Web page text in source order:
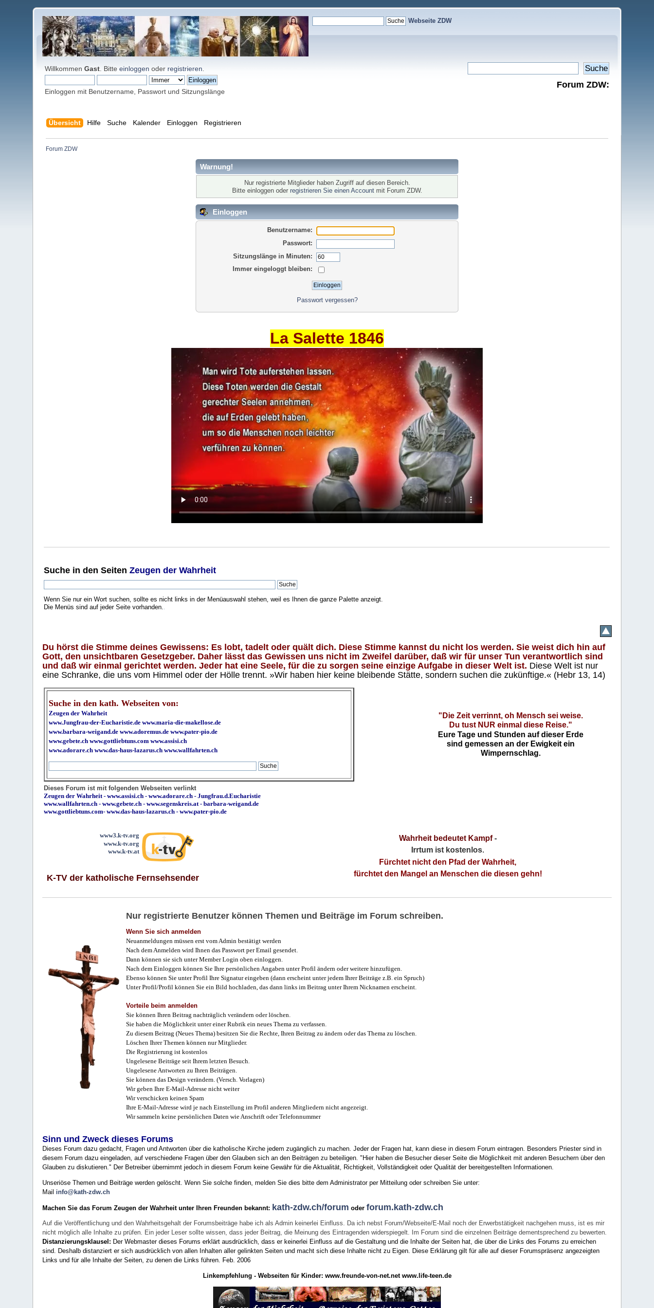
Webseite ZDW
WillkommenGast . Bitteeinloggen oder registrieren
Einloggen mit Benutzername, Passwort und Sitzungslänge
Forum ZDW:
Übersicht Hilfe Suche Kalender Einloggen Registrieren
Forum ZDW
Warnung!
Nur registrierte Mitglieder haben Zugriff auf diesen Bereich.
Bitte einloggen oder registrieren Sie einen Accountmit Forum ZDW.
Einloggen
Benutzername:
Passwort:
Sitzungslänge in Minuten:
Immer eingeloggt bleiben:
Passwort vergessen?
La Salette 1846
Suche in den SeitenZeugen der Wahrheit
Wenn Sie nur ein Wort suchen, sollte es nicht links in der Menüauswahl stehen, weil es Ihnen die ganze Palette anzeigt.
Die Menüs sind auf jeder Seite vorhanden..
Du hörst die Stimme deines Gewissens: Es lobt, tadelt oder quält dich. Diese Stimme kannst du nicht los werden. Sie weist dich hin auf
Gott, den unsichtbaren Gesetzgeber. Daher lässt das Gewissen uns nicht im Zweifel darüber, daß wir für unser Tun verantwortlich sind
und daß wir einmal gerichtet werden. Jeder hat eine Seele, für die zu sorgen seine einzige Aufgabe in dieser Welt ist. Diese Welt ist nur
eine Schranke, die uns vom Himmel oder der Hölle trennt. »Wir haben hier keine bleibende Stätte, sondern suchen die zukünftige.« (Hebr 13, 14)
Suche in den kath. Webseiten von:
Zeugen der Wahrheit
www.Jungfrau-der-Eucharistie.de www.maria-die-makellose.de
www.barbara-weigand.de www.adoremus.de www.pater-pio.de
www.gebete.ch www.gottliebtuns.com www.assisi.ch
www.adorare.ch www.das-haus-lazarus.ch www.wallfahrten.ch
"Die Zeit verrinnt, oh Mensch sei weise.
Du tust NUR einmal diese Reise."
Eure Tage und Stunden auf dieser Erde
sind gemessen an der Ewigkeit ein
Wimpernschlag.
Dieses Forum ist mit folgenden Webseiten verlinkt
Zeugen der Wahrheit-www.assisi.ch -www.adorare.ch -Jungfrau.d.Eucharistie
www.wallfahrten.ch -www.gebete.ch -www.segenskreis.at-barbara-weigand.de
www.gottliebtuns.com-www.das-haus-lazarus.ch - www.pater-pio.de
www3.k-tv.org
www.k-tv.org
www.k-tv.at
K-TV der katholische Fernsehsender
Wahrheit bedeutet Kampf-
Irrtum ist kostenlos.
Fürchtet nicht den Pfad der Wahrheit,
fürchtet den Mangel an Menschen die diesen gehn!
Nur registrierte Benutzer können Themen und Beiträge im Forum schreiben.
Wenn Sie sich anmelden
Neuanmeldungen müssen erst vom Admin bestätigt werden
Nach dem Anmelden wird Ihnen das Passwort per Email gesendet.
Dann können sie sich unter Member Login oben einloggen.
Nach dem Einloggen können Sie Ihre persönlichen Angaben unter Profil ändern oder weitere hinzufügen.
Ebenso können Sie unter Profil Ihre Signatur eingeben (dann erscheint unter jedem Ihrer Beiträge z.B. ein Spruch)
Unter Profil/Profil können Sie ein Bild hochladen, das dann links im Beitrag unter Ihrem Nicknamen erscheint.
Vorteile beim anmelden
Sie können Ihren Beitrag nachträglich verändern oder löschen.
Sie haben die Möglichkeit unter einer Rubrik ein neues Thema zu verfassen.
Zu diesem Beitrag (Neues Thema) besitzen Sie die Rechte, Ihren Beitrag zu ändern oder das Thema zu löschen.
Löschen Ihrer Themen können nur Mitglieder.
Die Registrierung ist kostenlos
Ungelesene Beiträge seit Ihrem letzten Besuch.
Ungelesene Antworten zu Ihren Beiträgen.
Sie können das Design verändern. (Versch. Vorlagen)
Wir geben Ihre E-Mail-Adresse nicht weiter
Wir verschicken keinen Spam
Ihre E-Mail-Adresse wird je nach Einstellung im Profil anderen Mitgliedern nicht angezeigt.
Wir sammeln keine persönlichen Daten wie Anschrift oder Telefonnummer
Sinn und Zweck dieses Forums
Dieses Forum dazu gedacht, Fragen und Antworten über die katholische Kirche jedem zugänglich zu machen. Jeder der Fragen hat, kann diese in diesem Forum eintragen. Besonders Priester sind in
diesem Forum dazu eingeladen, auf verschiedene Fragen über den Glauben sich an den Beiträgen zu beteiligen. "Hier haben die Besucher dieser Seite die Möglichkeit mit anderen Besuchern über den
Glauben zu diskutieren." Der Betreiber übernimmt jedoch in diesem Forum keine Gewähr für die Aktualität, Richtigkeit, Vollständigkeit oder Qualität der bereitgestellten Informationen.
Unseriöse Themen und Beiträge werden gelöscht. Wenn Sie solche finden, melden Sie dies bitte dem Administrator per Mitteilung oder schreiben Sie unter:
Mail info@kath-zdw.ch
Machen Sie das Forum Zeugen der Wahrheit unter Ihren Freunden bekannt: kath-zdw.ch/forum oderforum.kath-zdw.ch
Auf die Veröffentlichung und den Wahrheitsgehalt der Forumsbeiträge habe ich als Admin keinerlei Einfluss. Da ich nebst Forum/Webseite/E-Mail noch der Erwerbstätigkeit nachgehen muss, ist es mir
nicht möglich alle Inhalte zu prüfen. Ein jeder Leser sollte wissen, dass jeder Beitrag, die Meinung des Eintragenden widerspiegelt. Im Forum sind die einzelnen Beiträge dementsprechend zu bewerten.
Distanzierungsklausel: Der Webmaster dieses Forums erklärt ausdrücklich, dass er keinerlei Einfluss auf die Gestaltung und die Inhalte der Seiten hat, die über die Links des Forums zu erreichen
sind. Deshalb distanziert er sich ausdrücklich von allen Inhalten aller gelinkten Seiten und macht sich diese Inhalte nicht zu Eigen. Diese Erklärung gilt für alle auf dieser Forumspräsenz angezeigten
Links und für alle Inhalte der Seiten, zu denen die Links führen. Feb. 2006
Linkempfehlung - Webseiten für Kinder: www.freunde-von-net.net www.life-teen.de